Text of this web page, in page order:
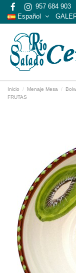
957 684 903
Español
Inicio Menaje Mesa
FRUTAS